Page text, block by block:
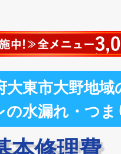
大東市大野地域
の水漏れ・つま